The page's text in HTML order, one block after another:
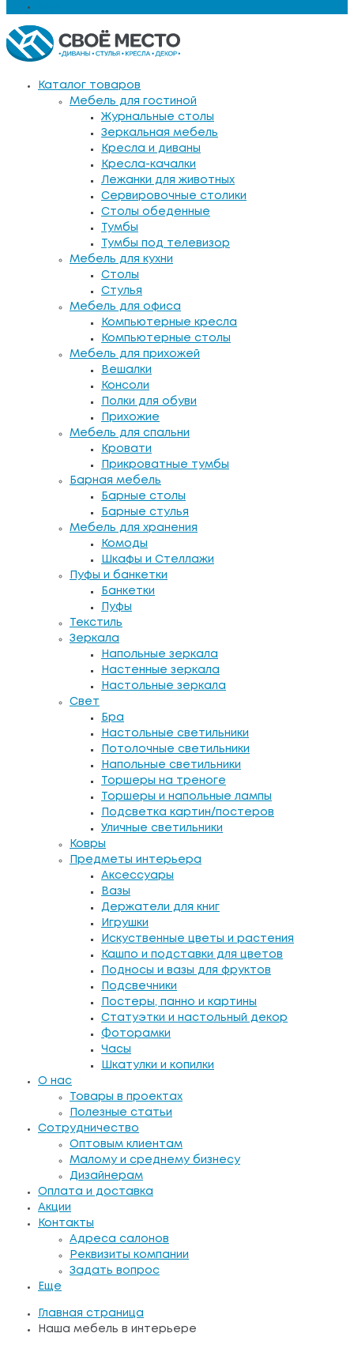
Каталог товаров
Мебель для гостиной
Журнальные столы
Зеркальная мебель
Кресла и диваны
Кресла-качалки
Лежанки для животных
Сервировочные столики
Столы обеденные
Тумбы
Тумбы под телевизор
Мебель для кухни
Столы
Стулья
Мебель для офиса
Компьютерные кресла
Компьютерные столы
Мебель для прихожей
Вешалки
Консоли
Полки для обуви
Прихожие
Мебель для спальни
Кровати
Прикроватные тумбы
Барная мебель
Барные столы
Барные стулья
Мебель для хранения
Комоды
Шкафы и Стеллажи
Пуфы и банкетки
Банкетки
Пуфы
Текстиль
Зеркала
Напольные зеркала
Настенные зеркала
Настольные зеркала
Свет
Бра
Настольные светильники
Потолочные светильники
Напольные светильники
Торшеры на треноге
Торшеры и напольные лампы
Подсветка картин/постеров
Уличные светильники
Ковры
Предметы интерьера
Аксессуары
Вазы
Держатели для книг
Игрушки
Искуственные цветы и растения
Кашпо и подставки для цветов
Подносы и вазы для фруктов
Подсвечники
Постеры, панно и картины
Статуэтки и настольный декор
Фоторамки
Часы
Шкатулки и копилки
О нас
Товары в проектах
Полезные статьи
Сотрудничество
Оптовым клиентам
Малому и среднему бизнесу
Дизайнерам
Оплата и доставка
Акции
Контакты
Адреса салонов
Реквизиты компании
Задать вопрос
Еще
Главная страница
Наша мебель в интерьере